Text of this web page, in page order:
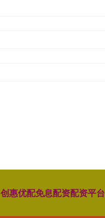
创惠优配免息配资配资平台